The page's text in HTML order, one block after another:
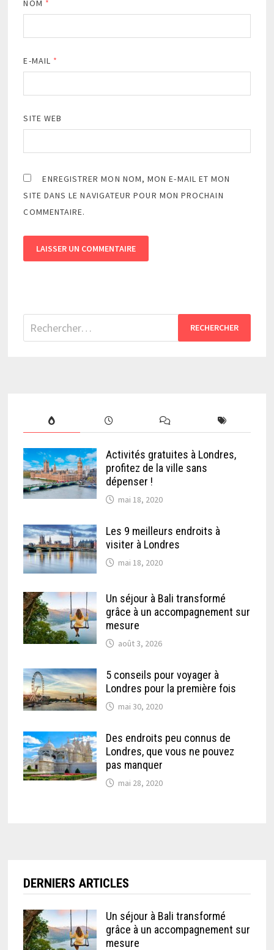
NOM *
E-MAIL *
SITE WEB
ENREGISTRER MON NOM, MON E-MAIL ET MON
SITE DANS LE NAVIGATEUR POUR MON PROCHAIN
COMMENTAIRE.
Rechercher :
Activités gratuites à Londres,
profitez de la ville sans
dépenser !
mai 18, 2020
Les 9 meilleurs endroits à
visiter à Londres
mai 18, 2020
Un séjour à Bali transformé
grâce à un accompagnement sur
mesure
août 3, 2026
5 conseils pour voyager à
Londres pour la première fois
mai 30, 2020
Des endroits peu connus de
Londres, que vous ne pouvez
pas manquer
mai 28, 2020
DERNIERS ARTICLES
Un séjour à Bali transformé
grâce à un accompagnement sur
mesure